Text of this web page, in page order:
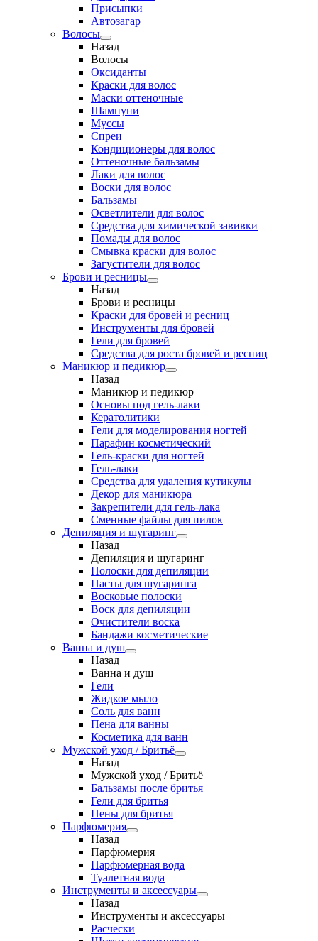
Присыпки
Автозагар
Волосы
Назад
Волосы
Оксиданты
Краски для волос
Маски оттеночные
Шампуни
Муссы
Спреи
Кондиционеры для волос
Оттеночные бальзамы
Лаки для волос
Воски для волос
Бальзамы
Осветлители для волос
Средства для химической завивки
Помады для волос
Смывка краски для волос
Загустители для волос
Брови и ресницы
Назад
Брови и ресницы
Краски для бровей и ресниц
Инструменты для бровей
Гели для бровей
Средства для роста бровей и ресниц
Маникюр и педикюр
Назад
Маникюр и педикюр
Основы под гель-лаки
Кератолитики
Гели для моделирования ногтей
Парафин косметический
Гель-краски для ногтей
Гель-лаки
Средства для удаления кутикулы
Декор для маникюра
Закрепители для гель-лака
Сменные файлы для пилок
Депиляция и шугаринг
Назад
Депиляция и шугаринг
Полоски для депиляции
Пасты для шугаринга
Восковые полоски
Воск для депиляции
Очистители воска
Бандажи косметические
Ванна и душ
Назад
Ванна и душ
Гели
Жидкое мыло
Соль для ванн
Пена для ванны
Косметика для ванн
Мужской уход / Бритьё
Назад
Мужской уход / Бритьё
Бальзамы после бритья
Гели для бритья
Пены для бритья
Парфюмерия
Назад
Парфюмерия
Парфюмерная вода
Туалетная вода
Инструменты и аксессуары
Назад
Инструменты и аксессуары
Расчески